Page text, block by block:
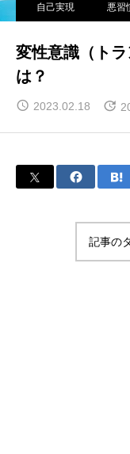
自己実現 悪習
変性意識（ト
は？
2023.02.18
記事の